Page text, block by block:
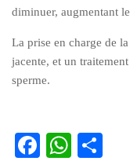
diminuer, augmentant
La prise en charge de
jacente, et un
sperme.
Facebook